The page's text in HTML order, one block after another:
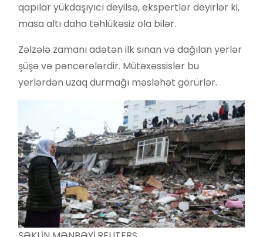
qapılar yükdaşıyıcı deyilsə, ekspertlər deyirlər ki,
masa altı daha təhlükəsiz ola bilər.
Zəlzələ zamanı adətən ilk sınan və dağılan yerlər
şüşə və pəncərələrdir. Mütəxəssislər bu
yerlərdən uzaq durmağı məsləhət görürlər.